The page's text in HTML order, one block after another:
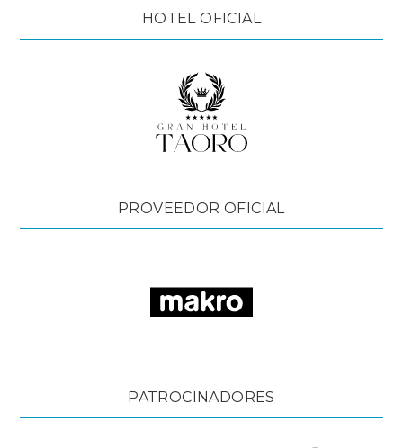
HOTEL OFICIAL
PROVEEDOR OFICIAL
PATROCINADORES